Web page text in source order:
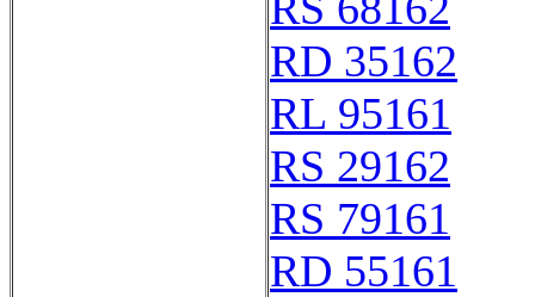
RD 35162
RL 95161
RS 29162
RS 79161
RD 55161